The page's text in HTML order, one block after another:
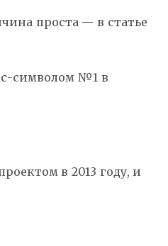
проста — в статье
символом №1 в
в 2013 году, и